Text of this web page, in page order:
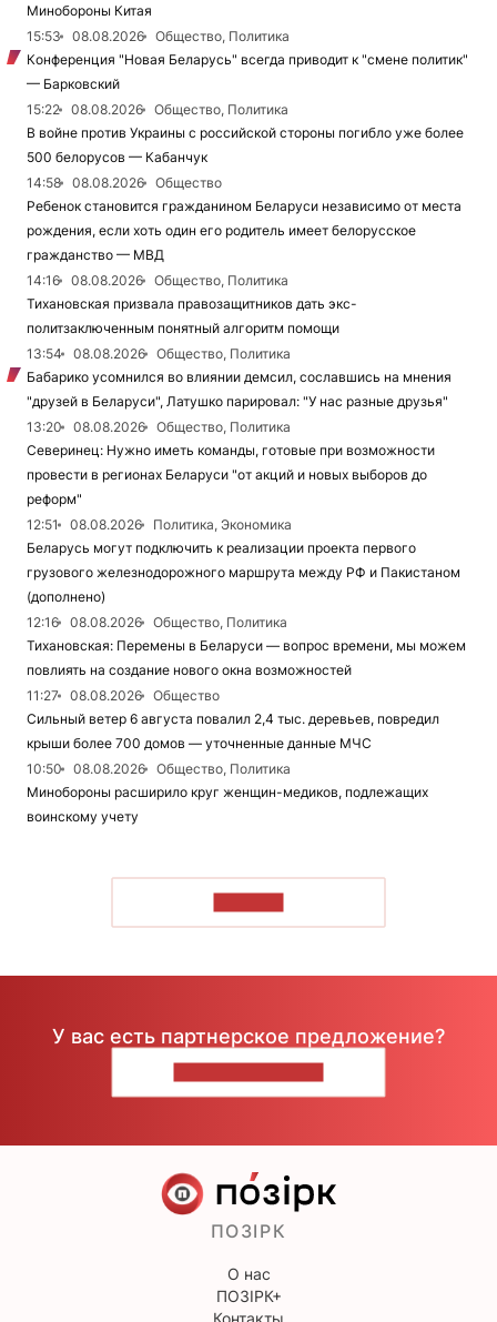
Минобороны Китая
15:53
08.08.2026
Общество, Политика
Конференция "Новая Беларусь" всегда приводит к "смене политик"
— Барковский
15:22
08.08.2026
Общество, Политика
В войне против Украины с российской стороны погибло уже более
500 белорусов — Кабанчук
14:58
08.08.2026
Общество
Ребенок становится гражданином Беларуси независимо от места
рождения, если хоть один его родитель имеет белорусское
гражданство — МВД
14:16
08.08.2026
Общество, Политика
Тихановская призвала правозащитников дать экс-
политзаключенным понятный алгоритм помощи
13:54
08.08.2026
Общество, Политика
Бабарико усомнился во влиянии демсил, сославшись на мнения
"друзей в Беларуси", Латушко парировал: "У нас разные друзья"
13:20
08.08.2026
Общество, Политика
Северинец: Нужно иметь команды, готовые при возможности
провести в регионах Беларуси "от акций и новых выборов до
реформ"
12:51
08.08.2026
Политика, Экономика
Беларусь могут подключить к реализации проекта первого
грузового железнодорожного маршрута между РФ и Пакистаном
(дополнено)
12:16
08.08.2026
Общество, Политика
Тихановская: Перемены в Беларуси — вопрос времени, мы можем
повлиять на создание нового окна возможностей
11:27
08.08.2026
Общество
Сильный ветер 6 августа повалил 2,4 тыс. деревьев, повредил
крыши более 700 домов — уточненные данные МЧС
10:50
08.08.2026
Общество, Политика
Минобороны расширило круг женщин-медиков, подлежащих
воинскому учету
У вас есть партнерское предложение?
ПОЗІРК
О нас
ПОЗІРК+
Контакты